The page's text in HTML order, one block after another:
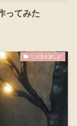
ってみた
リカ活を楽しむ